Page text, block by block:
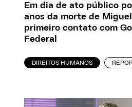
Em dia de ato público
anos da morte de
primeiro contato com
Federal
DIREITOS HUMANOS